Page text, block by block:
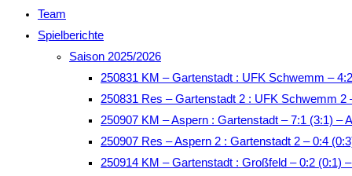
Team
Spielberichte
Saison 2025/2026
250831 KM – Gartenstadt : UFK Schwemm –
250831 Res – Gartenstadt 2 : UFK Schwemm 2
250907 KM – Aspern : Gartenstadt – 7:1 (3:1) –
250907 Res – Aspern 2 : Gartenstadt 2 – 0:4
250914 KM – Gartenstadt : Großfeld – 0:2 (0:1)